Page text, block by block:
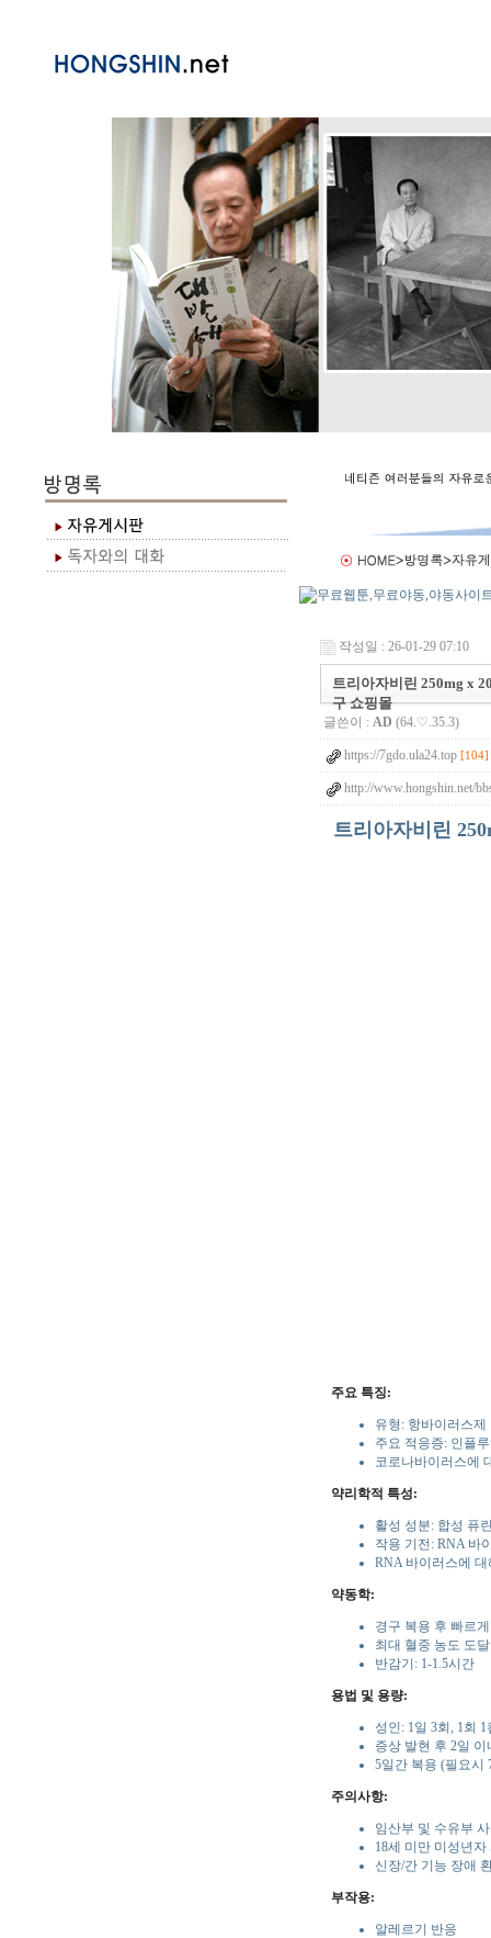
작성일 : 26-01-29 07:10
트리아자비린 250mg x
구 쇼핑몰
글쓴이 : AD (64.♡.35.3)
https://7gdo.ula24.top [104]
http://www.hongshin.net/
트리아자비린
주요 특징:
유형: 항바이러스제
주요 적응증: 인플
코로나바이러스에
약리학적 특성:
활성 성분: 합성 퓨
작용 기전: RNA 바
RNA 바이러스에
약동학:
경구 복용 후 빠르
최대 혈중 농도 도
반감기: 1-1.5시간
용법 및 용량:
성인: 1일 3회, 1회
증상 발현 후 2일
5일간 복용 (필요시
주의사항:
임산부 및 수유부
18세 미만 미성년자
신장/간 기능 장애
부작용:
알레르기 반응